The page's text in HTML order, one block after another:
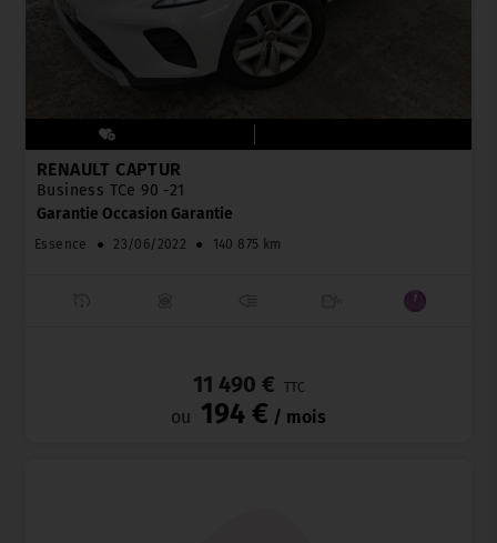
RENAULT CAPTUR
Business TCe 90 -21
Garantie Occasion Garantie
Essence ● 23/06/2022 ● 140 875 km
11 490 € TTC
ou 194 € / mois